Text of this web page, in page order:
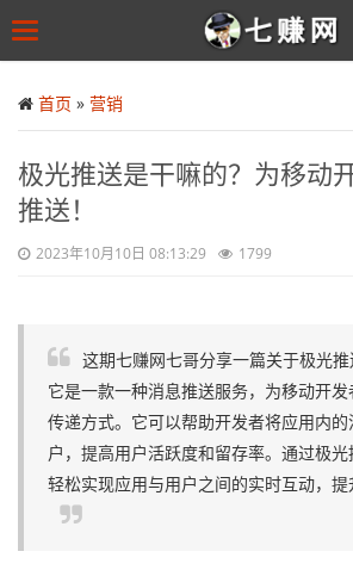
to
main
Toggle
首页 » 营销
极光推送是干嘛的？为移动
推送！
2023年10月10日 08:13:29 1799
这期七赚网七哥分享一篇关于极光推
它是一款一种消息推送服务，为移动开
传递方式。它可以帮助开发者将应用内
户，提高用户活跃度和留存率。通过极
轻松实现应用与用户之间的实时互动，